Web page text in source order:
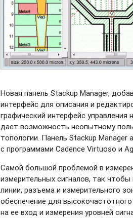
Новая панель Stackup Manager,
интерфейс для описания и
графический интерфейс
дает возможность неопытному
топологии. Панель Stackup
с программами Cadence Virtuoso и
Самой большой проблемой в
измерительных сигналов, так
линии, разъема и измерительного
обеспечение для
на ее вход и измерения уровней